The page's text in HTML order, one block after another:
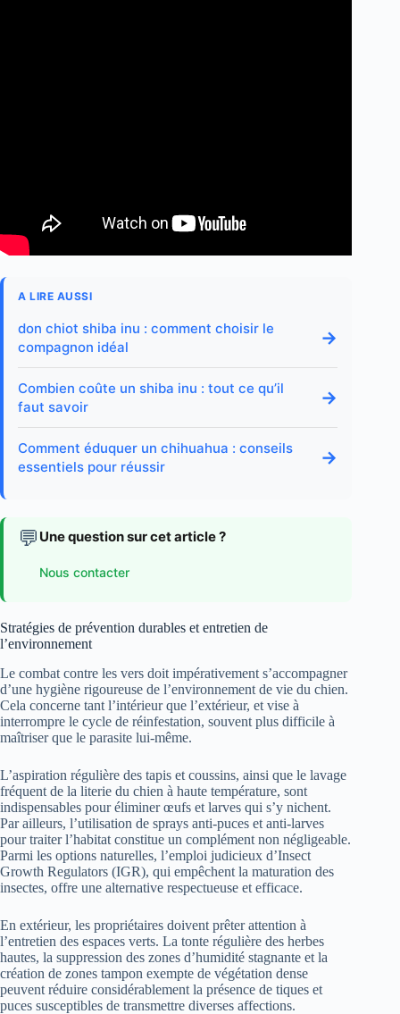
A LIRE AUSSI
don chiot shiba inu : comment choisir le
compagnon idéal
→
Combien coûte un shiba inu : tout ce qu’il
faut savoir
→
Comment éduquer un chihuahua : conseils
essentiels pour réussir
→
💬 Une question sur cet article ?
Nous contacter
Stratégies de prévention durables et entretien de
l’environnement
Le combat contre les vers doit impérativement s’accompagner
d’une hygiène rigoureuse de l’environnement de vie du chien.
Cela concerne tant l’intérieur que l’extérieur, et vise à
interrompre le cycle de réinfestation, souvent plus difficile à
maîtriser que le parasite lui-même.
L’aspiration régulière des tapis et coussins, ainsi que le lavage
fréquent de la literie du chien à haute température, sont
indispensables pour éliminer œufs et larves qui s’y nichent.
Par ailleurs, l’utilisation de sprays anti-puces et anti-larves
pour traiter l’habitat constitue un complément non négligeable.
Parmi les options naturelles, l’emploi judicieux d’Insect
Growth Regulators (IGR), qui empêchent la maturation des
insectes, offre une alternative respectueuse et efficace.
En extérieur, les propriétaires doivent prêter attention à
l’entretien des espaces verts. La tonte régulière des herbes
hautes, la suppression des zones d’humidité stagnante et la
création de zones tampon exempte de végétation dense
peuvent réduire considérablement la présence de tiques et
puces susceptibles de transmettre diverses affections.